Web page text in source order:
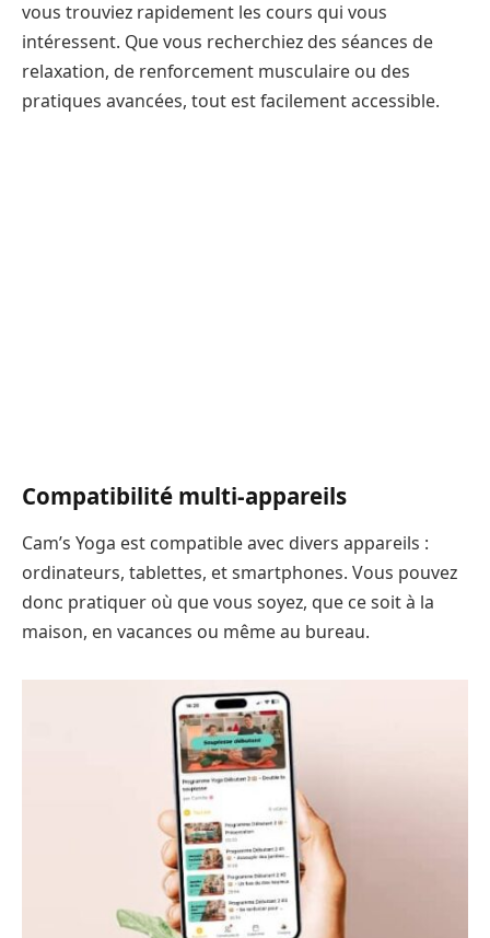
vous trouviez rapidement les cours qui vous
intéressent. Que vous recherchiez des séances de
relaxation, de renforcement musculaire ou des
pratiques avancées, tout est facilement accessible.
Compatibilité multi-appareils
Cam’s Yoga est compatible avec divers appareils :
ordinateurs, tablettes, et smartphones. Vous pouvez
donc pratiquer où que vous soyez, que ce soit à la
maison, en vacances ou même au bureau.